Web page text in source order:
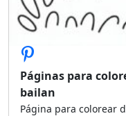
Páginas para
bailan
Página para colorear